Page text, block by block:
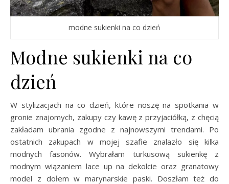
modne sukienki na co dzień
Modne sukienki na co
dzień
W stylizacjach na co dzień, które noszę na spotkania w
gronie znajomych, zakupy czy kawę z przyjaciółką, z chęcią
zakładam ubrania zgodne z najnowszymi trendami. Po
ostatnich zakupach w mojej szafie znalazło się kilka
modnych fasonów. Wybrałam turkusową sukienkę z
modnym wiązaniem lace up na dekolcie oraz granatowy
model z dołem w marynarskie paski. Doszłam też do